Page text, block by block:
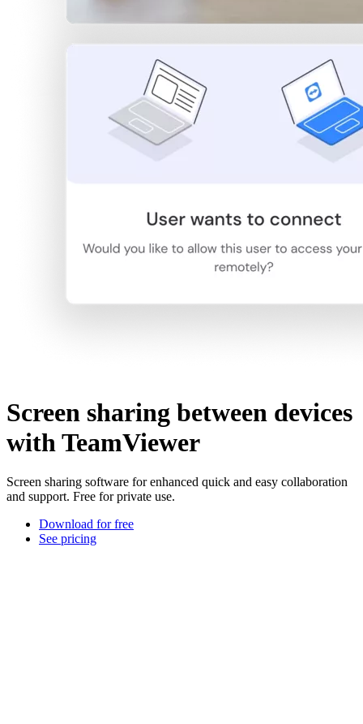
Screen sharing between devices
with TeamViewer
Screen sharing software for enhanced quick and easy collaboration
and support. Free for private use.
Download for free
See pricing